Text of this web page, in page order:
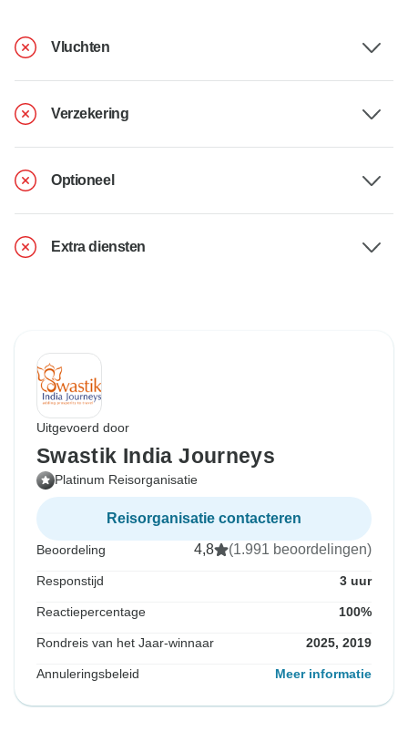
Vluchten
Verzekering
Optioneel
Extra diensten
Uitgevoerd door
Swastik India Journeys
Platinum Reisorganisatie
Reisorganisatie contacteren
Beoordeling 4,8 (1.991 beoordelingen)
Responstijd 3 uur
Reactiepercentage 100%
Rondreis van het Jaar-winnaar 2025, 2019
Annuleringsbeleid Meer informatie